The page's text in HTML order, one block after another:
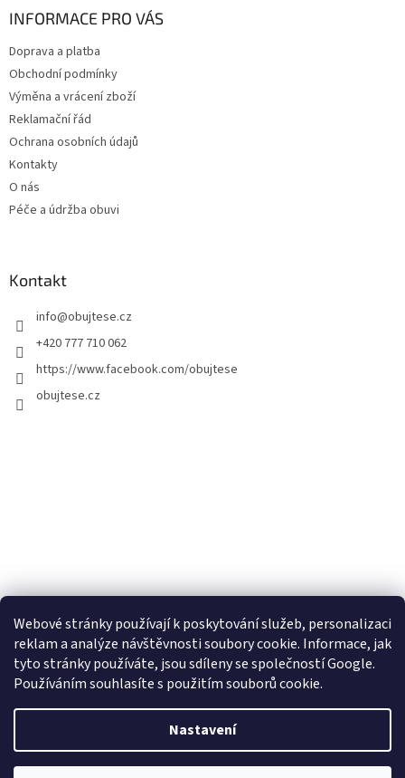
Webové stránky používají k poskytování služeb, personalizaci
reklam a analýze návštěvnosti soubory cookie. Informace, jak
tyto stránky používáte, jsou sdíleny se společností Google.
Používáním souhlasíte s použitím souborů cookie.
Nastavení
INFORMACE PRO VÁS
Doprava a platba
Obchodní podmínky
Výměna a vrácení zboží
Reklamační řád
Ochrana osobních údajů
Kontakty
O nás
Péče a údržba obuvi
Kontakt
info@obujtese.cz
+420 777 710 062
https://www.facebook.com/obujtese
obujtese.cz
Copyright 2026Obujtese.cz-srdeční záležitost. Všechna práva